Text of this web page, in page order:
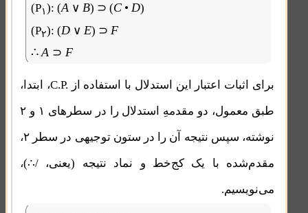
(P۱):(A ∨ B) ⊃ (C •D)
(P۲):(D ∨ E) ⊃ F
∴ A ⊃ F
برای اثبات اعتبار این استدلال با استفاده از C.P.، ابتدا،
طبق معمول، دو مقدمهِ استدلال را در سطرهای ۱ و ۲
نوشته، سپس نتیجه آن را در ستون توجیهی در سطر ۲،
مقدم‌شده با یک کج‌خط و نماد نتیجه (یعنی، /∴)،
می‌نویسیم.